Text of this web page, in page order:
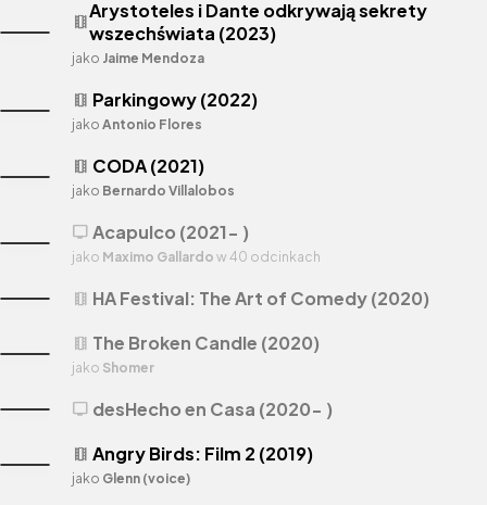
theatersArystoteles i Dante odkrywają sekrety
wszechświata (2023)
jako Jaime Mendoza
theaters Angry Birds: Film 2 (2019)
jako Glenn (voice)
theaters HA Festival: The Art of Comedy (2020)
theaters CODA (2021)
jako Bernardo Villalobos
theaters Parkingowy (2022)
jako Antonio Flores
theaters The Broken Candle (2020)
jako Shomer
tv Acapulco (2021- )
jako Maximo Gallardo w 40 odcinkach
tv desHecho en Casa (2020- )